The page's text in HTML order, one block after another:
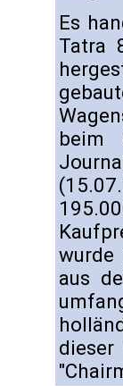
Es
Tatra
beim
wurde
aus